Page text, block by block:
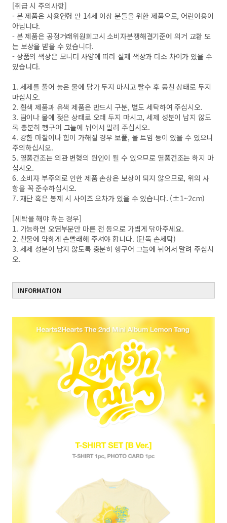
[취급 시 주의사항]
- 본 제품은 사용연령 만 14세 이상 분들을 위한 제품으로, 어린이용이
아닙니다.
- 본 제품은 공정거래위원회고시 소비자분쟁해결기준에 의거 교환 또
는 보상을 받을 수 있습니다.
- 상품의 색상은 모니터 사양에 따라 실제 색상과 다소 차이가 있을 수
있습니다.
1. 세제를 풀어 놓은 물에 담가 두지 마시고 탈수 후 뭉친 상태로 두지
마십시오.
2. 흰색 제품과 유색 제품은 반드시 구분, 별도 세탁하여 주십시오.
3. 땀이나 물에 젖은 상태로 오래 두지 마시고, 세제 성분이 남지 않도
록 충분히 헹구어 그늘에 뉘어서 말려 주십시오.
4. 강한 마찰이나 힘이 가해질 경우 보풀, 올 트임 등이 있을 수 있으니
주의하십시오.
5. 열풍건조는 외관 변형의 원인이 될 수 있으므로 열풍건조는 하지 마
십시오.
6. 소비자 부주의로 인한 제품 손상은 보상이 되지 않으므로, 위의 사
항을 꼭 준수하십시오.
7. 재단 혹은 봉제 시 사이즈 오차가 있을 수 있습니다. (±1~2cm)
[세탁을 해야 하는 경우]
1. 가능하면 오염부분만 마른 천 등으로 가볍게 닦아주세요.
2. 찬물에 약하게 손빨래해 주셔야 합니다. (단독 손세탁)
3. 세제 성분이 남지 않도록 충분히 헹구어 그늘에 뉘어서 말려 주십시
오.
INFORMATION